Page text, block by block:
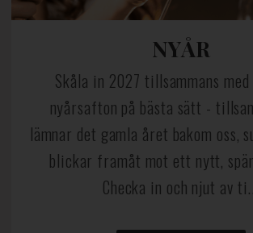
NYÅR
Skåla in 2027 tillsammans
nyårsafton på bästa sätt -
lämnar det gamla året bakom oss,
blickar framåt mot ett nytt,
Checka in och njut av